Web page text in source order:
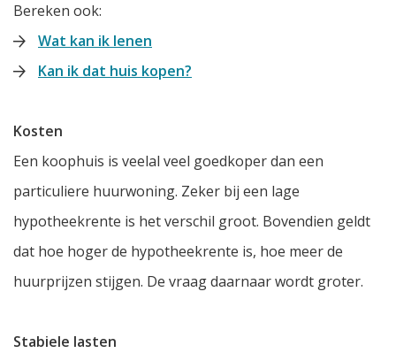
Bereken ook:
Wat kan ik lenen
Kan ik dat huis kopen?
Kosten
Een koophuis is veelal veel goedkoper dan een
particuliere huurwoning. Zeker bij een lage
hypotheekrente is het verschil groot. Bovendien geldt
dat hoe hoger de hypotheekrente is, hoe meer de
huurprijzen stijgen. De vraag daarnaar wordt groter.
Stabiele lasten